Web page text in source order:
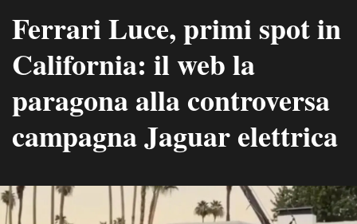
Ferrari Luce, primi spot in
California: il web la
paragona alla controversa
campagna Jaguar elettrica